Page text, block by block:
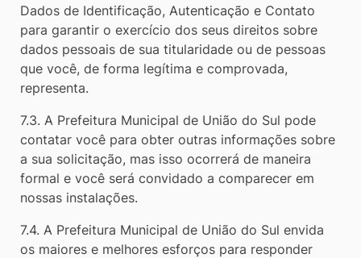
Dados de Identificação, Autenticação e Contato
para garantir o exercício dos seus direitos sobre
dados pessoais de sua titularidade ou de pessoas
que você, de forma legítima e comprovada,
representa.
7.3. A Prefeitura Municipal de União do Sul pode
contatar você para obter outras informações sobre
a sua solicitação, mas isso ocorrerá de maneira
formal e você será convidado a comparecer em
nossas instalações.
7.4. A Prefeitura Municipal de União do Sul envida
os maiores e melhores esforços para responder